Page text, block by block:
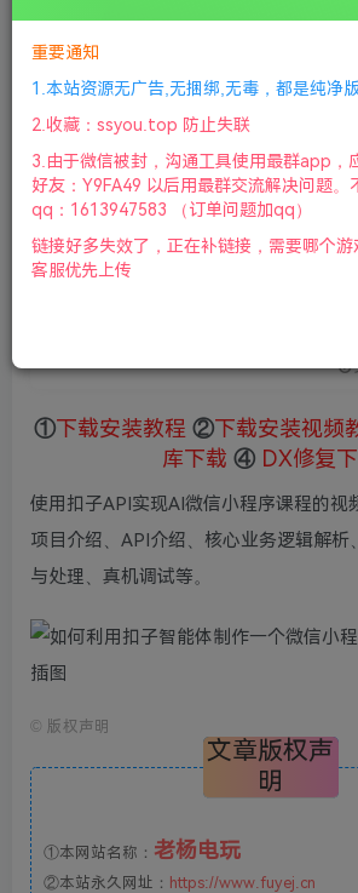
如何利用扣子智能体制作一个微信小程序
此内容为付费资源，请付费后查看
会员专属资源
赞助会员 免费
您暂无购买
付费资源
①下载安装教程 ②下载安装视频
库下载 ④ DX修复
使用扣子API实现AI微信小程序课程的视
项目介绍、API介绍、核心业务逻辑解析
与处理、真机调试等。
© 版权声明
文章版权声
明
①本网站名称： 老杨电玩
②本站永久网址： https://www.fuyej.cn
重要通知
1.本站资源无广告,无捆绑,无毒，都是纯净版
2.收藏：ssyou.top 防止失联
3.由于微信被封，沟通工具使用最群app，
好友：Y9FA49 以后用最群交流解决问题。
qq：1613947583 （订单问题加qq）
链接好多失效了，正在补链接，需要哪个
客服优先上传